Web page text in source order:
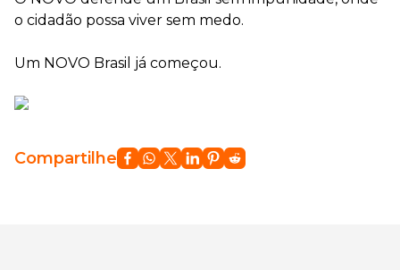
o cidadão possa viver sem medo.
Um NOVO Brasil já começou.
Compartilhe